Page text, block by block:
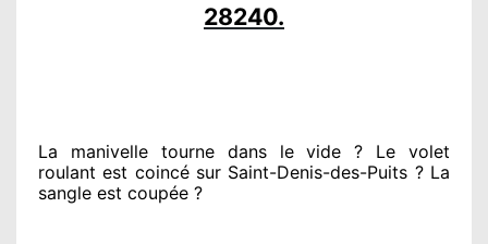
28240.
La manivelle tourne dans le vide ? Le volet
roulant est coincésur Saint-Denis-des-Puits ? La
sangle est coupée ?